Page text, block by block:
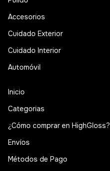
Accesorios
Cuidado Exterior
Cuidado Interior
Automóvil
Inicio
Categorias
¿Cómo comprar en HighGloss?
Envíos
Métodos de Pago